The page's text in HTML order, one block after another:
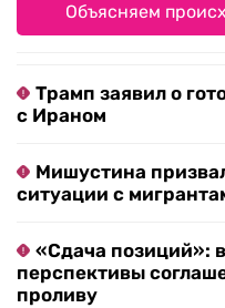
Объясняем
Трамп заявил о
с Ираном
Мишустина
ситуации с
«Сдача позиций»:
перспективы
проливу